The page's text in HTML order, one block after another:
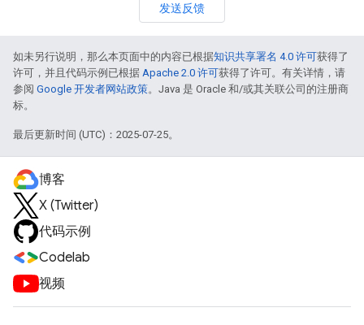
发送反馈
如未另行说明，那么本页面中的内容已根据知识共享署名 4.0 许可获得了
许可，并且代码示例已根据 Apache 2.0 许可获得了许可。有关详情，请
参阅 Google 开发者网站政策。Java 是 Oracle 和/或其关联公司的注册商
标。
最后更新时间 (UTC)：2025-07-25。
博客
X (Twitter)
代码示例
Codelab
视频